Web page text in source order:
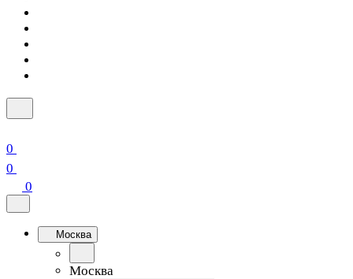
0
0
0
Москва
Москва